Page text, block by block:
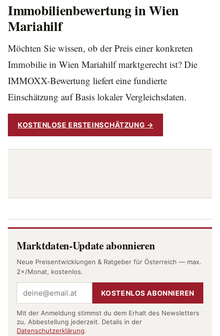
Immobilienbewertung in Wien
Mariahilf
Möchten Sie wissen, ob der Preis einer konkreten
Immobilie in Wien Mariahilf marktgerecht ist? Die
IMMOXX-Bewertung liefert eine fundierte
Einschätzung auf Basis lokaler Vergleichsdaten.
KOSTENLOSE ERSTEINSCHÄTZUNG →
Marktdaten-Update abonnieren
Neue Preisentwicklungen & Ratgeber für Österreich — max.
2×/Monat, kostenlos.
KOSTENLOS ABONNIEREN
Mit der Anmeldung stimmst du dem Erhalt des Newsletters
zu. Abbestellung jederzeit. Details in der
Datenschutzerklärung.